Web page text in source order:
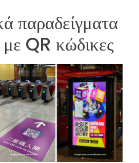
παραδείγματα
QR κώδικες